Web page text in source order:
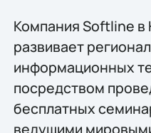
Компания Softline
развивает
информационных
посредством
бесплатных
ведущими